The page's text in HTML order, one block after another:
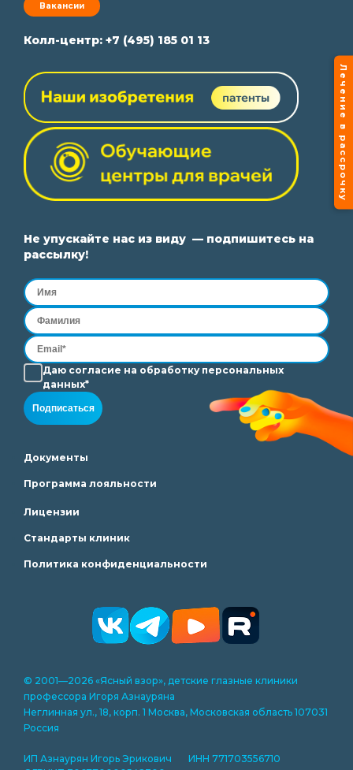
Вакансии
Колл-центр: +7 (495) 185 01 13
Не упускайте нас из виду — подпишитесь на
рассылку!
Даю согласие на обработкуперсональных
данных*
Подписаться
Документы
Программа лояльности
Лицензии
Стандарты клиник
Политика конфиденциальности
© 2001—2026 «Ясный взор», детские глазные клиники
профессора Игоря Азнауряна
Неглинная ул., 18, корп. 1 Москва, Московская область 107031
Россия
ИП Азнаурян Игорь Эрикович ИНН 771703556710
Лечение в рассрочку